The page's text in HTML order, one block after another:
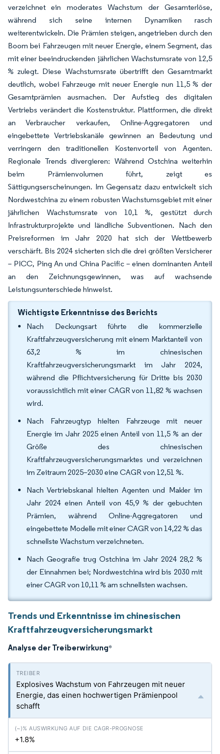
verzeichnet ein moderates Wachstum der Gesamterlöse,
während sich seine internen Dynamiken rasch
weiterentwickeln. Die Prämien steigen, angetrieben durch den
Boom bei Fahrzeugen mit neuer Energie, einem Segment, das
mit einer beeindruckenden jährlichen Wachstumsrate von 12,5
% zulegt. Diese Wachstumsrate übertrifft den Gesamtmarkt
deutlich, wobei Fahrzeuge mit neuer Energie nun 11,5 % der
Gesamtprämien ausmachen. Der Aufstieg des digitalen
Vertriebs verändert die Kostenstruktur. Plattformen, die direkt
an Verbraucher verkaufen, Online-Aggregatoren und
eingebettete Vertriebskanäle gewinnen an Bedeutung und
verringern den traditionellen Kostenvorteil von Agenten.
Regionale Trends divergieren: Während Ostchina weiterhin
beim Prämienvolumen führt, zeigt es
Sättigungserscheinungen. Im Gegensatz dazu entwickelt sich
Nordwestchina zu einem robusten Wachstumsgebiet mit einer
jährlichen Wachstumsrate von 10,1 %, gestützt durch
Infrastrukturprojekte und ländliche Subventionen. Nach den
Preisreformen im Jahr 2020 hat sich der Wettbewerb
verschärft. Bis 2024 sicherten sich die drei größten Versicherer
– PICC, Ping An und China Pacific – einen dominanten Anteil
an den Zeichnungsgewinnen, was auf wachsende
Leistungsunterschiede hinweist.
Wichtigste Erkenntnisse des Berichts
Nach Deckungsart führte die kommerzielle
Kraftfahrzeugversicherung mit einem Marktanteil von
63,2 % im chinesischen
Kraftfahrzeugversicherungsmarkt im Jahr 2024,
während die Pflichtversicherung für Dritte bis 2030
voraussichtlich mit einer CAGR von 11,82 % wachsen
wird.
Nach Fahrzeugtyp hielten Fahrzeuge mit neuer
Energie im Jahr 2025 einen Anteil von 11,5 % an der
Größe des chinesischen
Kraftfahrzeugversicherungsmarktes und verzeichnen
im Zeitraum 2025–2030 eine CAGR von 12,51 %.
Nach Vertriebskanal hielten Agenten und Makler im
Jahr 2024 einen Anteil von 45,9 % der gebuchten
Prämien, während Online-Aggregatoren und
eingebettete Modelle mit einer CAGR von 14,22 % das
schnellste Wachstum verzeichneten.
Nach Geografie trug Ostchina im Jahr 2024 28,2 %
der Einnahmen bei; Nordwestchina wird bis 2030 mit
einer CAGR von 10,11 % am schnellsten wachsen.
Trends und Erkenntnisse im chinesischen
Kraftfahrzeugversicherungsmarkt
Analyse der Treiberwirkung*
Explosives Wachstum von Fahrzeugen mit neuer
Energie, das einen hochwertigen Prämienpool
schafft
+1.8%